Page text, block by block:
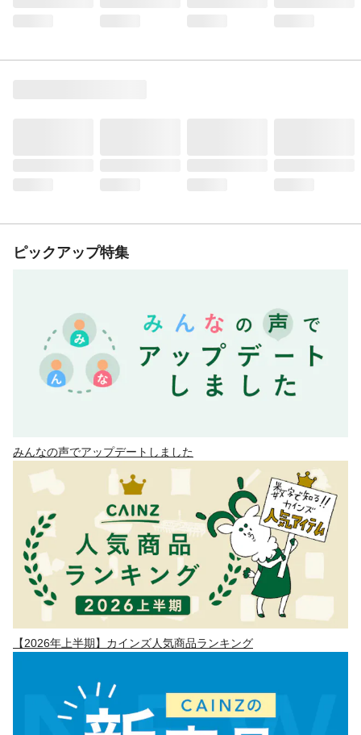
ピックアップ特集
みんなの声でアップデートしました
【2026年上半期】カインズ人気商品ランキング